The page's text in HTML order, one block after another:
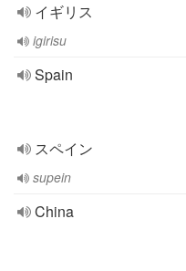
イギリス
igirisu
Spain
スペイン
supein
China